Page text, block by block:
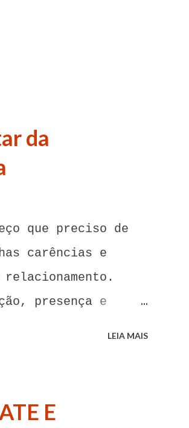
da
que preciso de
carências e
presença e
paixão e desejo me
deles, pois o
LEIA MAIS
E